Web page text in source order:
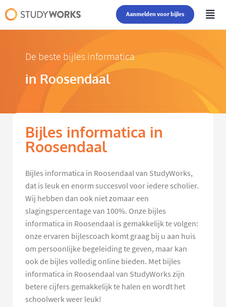
Aanmelden voor bijles
De beste bijles informatica
in Roosendaal
Bijles informatica in
Roosendaal
Bijles informatica in Roosendaal van StudyWorks,
dat is leuk en enorm succesvol voor iedere scholier.
Wij hebben dan ook niet zomaar een
slagingspercentage van 100%. Onze bijles
informatica in Roosendaal is gemakkelijk te volgen:
onze ervaren bijlescoach komt graag bij u aan huis
om persoonlijke begeleiding te geven, maar kan
ook de bijles volledig online bieden. Met bijles
informatica in Roosendaal van StudyWorks zijn
betere cijfers gemakkelijk te halen en wordt het
schoolwerk weer leuk!